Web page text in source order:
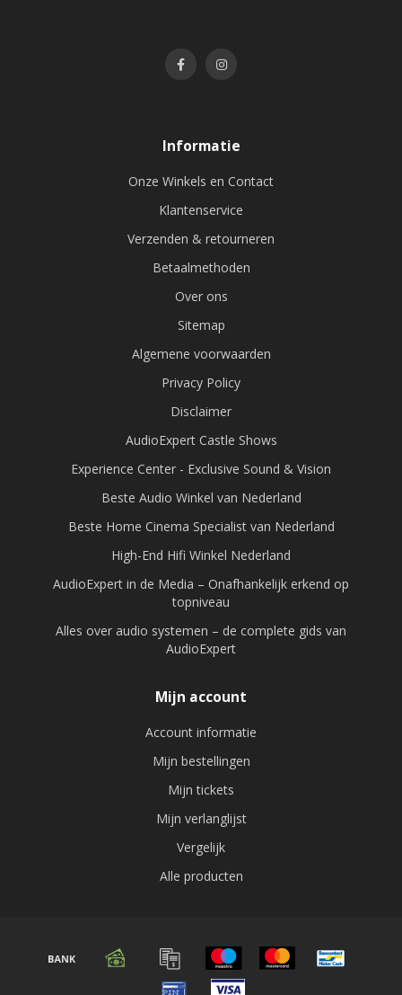
Informatie
Onze Winkels en Contact
Klantenservice
Verzenden & retourneren
Betaalmethoden
Over ons
Sitemap
Algemene voorwaarden
Privacy Policy
Disclaimer
AudioExpert Castle Shows
Experience Center - Exclusive Sound & Vision
Beste Audio Winkel van Nederland
Beste Home Cinema Specialist van Nederland
High-End Hifi Winkel Nederland
AudioExpert in de Media – Onafhankelijk erkend op
topniveau
Alles over audio systemen – de complete gids van
AudioExpert
Mijn account
Account informatie
Mijn bestellingen
Mijn tickets
Mijn verlanglijst
Vergelijk
Alle producten